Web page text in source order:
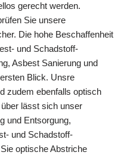
gerecht werden.
Sie unsere
Die hohe Beschaffenheit
und Schadstoff-
Asbest Sanierung und
Blick. Unsre
zudem ebenfalls optisch
lässt sich unser
und Entsorgung,
und Schadstoff-
optische Abstriche